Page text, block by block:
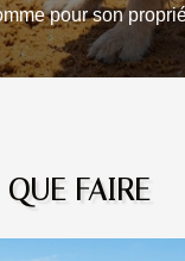
pour son
bien préparer ce
les besoins
et des
en bord de
QUE FAIRE